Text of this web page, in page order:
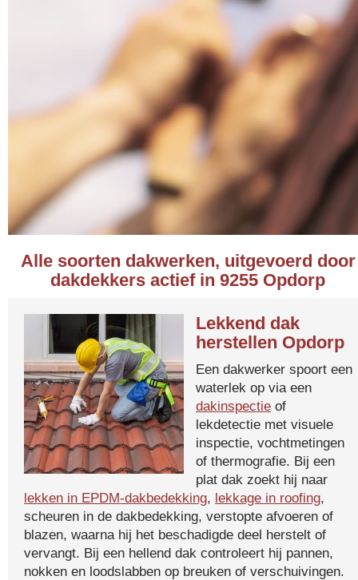
Alle soorten dakwerken, uitgevoerd door
dakdekkers actief in 9255 Opdorp
Lekkend dak
herstellen Opdorp
Een dakwerker spoort een
waterlek op via een
dakinspectie of
lekdetectie met visuele
inspectie, vochtmetingen
of thermografie. Bij een
plat dak zoekt hij naar
lekken in EPDM-dakbedekking, lekkage in roofing,
scheuren in de dakbedekking, verstopte afvoeren of
blazen, waarna hij het beschadigde deel herstelt of
vervangt. Bij een hellend dak controleert hij pannen,
nokken en loodslabben op breuken of verschuivingen.